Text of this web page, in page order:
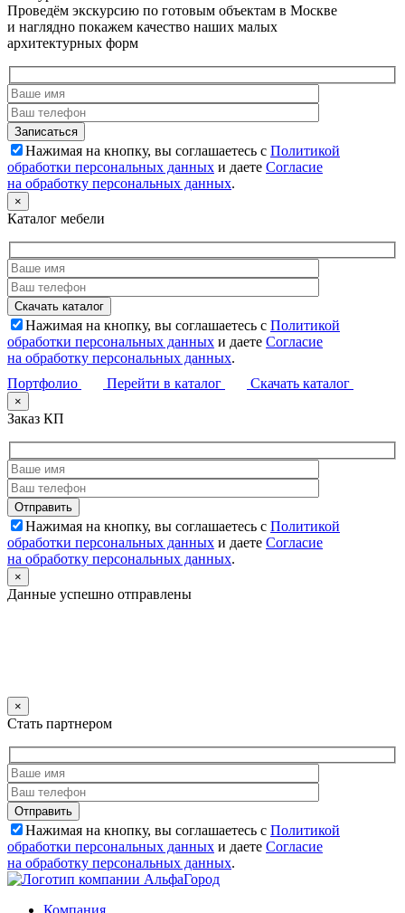
Проведём экскурсию по готовым объектам в Москве
и наглядно покажем качество наших малых
архитектурных форм
Нажимая на кнопку, вы соглашаетесь с Политикой
обработки персональных данных и даете Согласие
на обработку персональных данных.
×
Каталог мебели
Нажимая на кнопку, вы соглашаетесь с Политикой
обработки персональных данных и даете Согласие
на обработку персональных данных.
Портфолио
Перейти в каталог Скачать каталог
×
Заказ КП
Нажимая на кнопку, вы соглашаетесь с Политикой
обработки персональных данных и даете Согласие
на обработку персональных данных.
×
Данные успешно отправлены
×
Стать партнером
Нажимая на кнопку, вы соглашаетесь с Политикой
обработки персональных данных и даете Согласие
на обработку персональных данных.